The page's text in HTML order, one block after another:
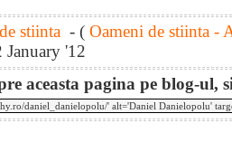
stiinta - ( Oameni de stiinta -
January '12
aceasta pagina pe blog-ul,